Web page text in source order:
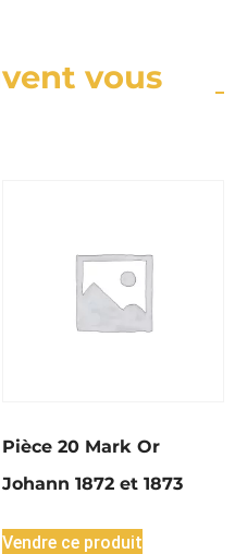
vous
Pièce 20 Mark Or
Johann 1872 et 1873
Vendre ce produit